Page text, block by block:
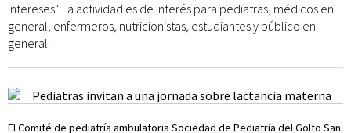
intereses". La actividad es de interés para pediatras, médicos en
general, enfermeros, nutricionistas, estudiantes y público en
general.
El Comité de pediatría ambulatoria Sociedad de Pediatría del Golfo San